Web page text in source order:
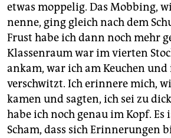
etwas moppelig. Das Mobbing,
nenne, ging gleich nach dem
Frust habe ich dann noch mehr
Klassenraum war im vierten
ankam, war ich am Keuchen
verschwitzt. Ich erinnere mich,
kamen und sagten, ich sei zu
habe ich noch genau im Kopf.
Scham, dass sich Erinnerungen